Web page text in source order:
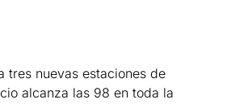
tres nuevas estaciones de
alcanza las 98 en toda la